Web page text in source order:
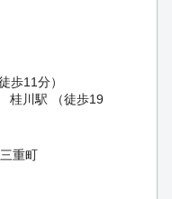
歩11分）
桂川駅 （徒歩19
重町